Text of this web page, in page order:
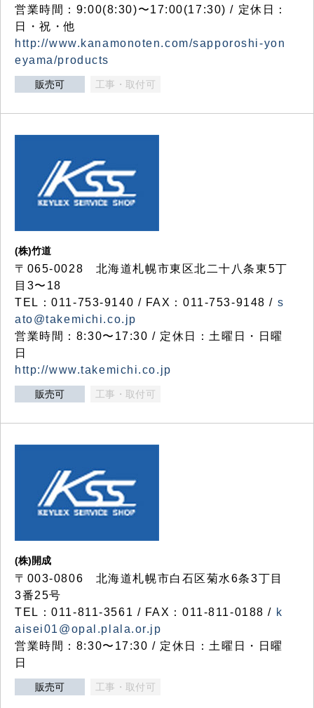
営業時間：9:00(8:30)〜17:00(17:30) / 定休日：
日・祝・他
http://www.kanamonoten.com/sapporoshi-yon
eyama/products
販売可 工事・取付可
(株)竹道
〒065-0028 北海道札幌市東区北二十八条東5丁
目3〜18
TEL：011-753-9140 / FAX：011-753-9148 / s
ato@takemichi.co.jp
営業時間：8:30〜17:30 / 定休日：土曜日・日曜
日
http://www.takemichi.co.jp
販売可 工事・取付可
(株)開成
〒003-0806 北海道札幌市白石区菊水6条3丁目
3番25号
TEL：011-811-3561 / FAX：011-811-0188 / k
aisei01@opal.plala.or.jp
営業時間：8:30〜17:30 / 定休日：土曜日・日曜
日
販売可 工事・取付可